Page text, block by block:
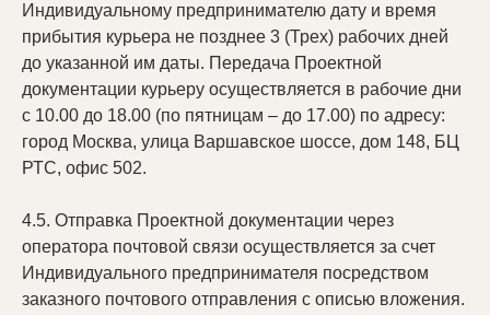
Индивидуальному предпринимателю дату и время
прибытия курьера не позднее 3 (Трех) рабочих дней
до указанной им даты. Передача Проектной
документации курьеру осуществляется в рабочие дни
с 10.00 до 18.00 (по пятницам – до 17.00) по адресу:
город Москва, улица Варшавское шоссе, дом 148, БЦ
РТС, офис 502.
4.5. Отправка Проектной документации через
оператора почтовой связи осуществляется за счет
Индивидуального предпринимателя посредством
заказного почтового отправления с описью вложения.